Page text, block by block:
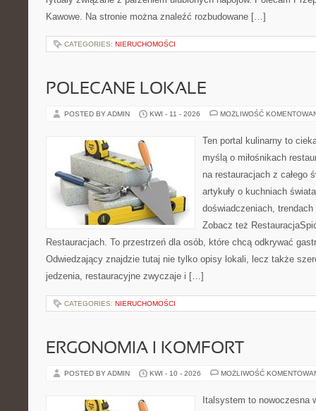
Kawowe. Na stronie można znaleźć rozbudowane […]
CATEGORIES: NIERUCHOMOŚCI
POLECANE LOKALE
POSTED BY ADMIN KWI - 11 - 2026 MOŻLIWOŚĆ
Ten portal kulinarny to
myślą o miłośnikach
na restauracjach z całego
artykuły o kuchniach
doświadczeniach,
Zobacz też
Restauracjach. To przestrzeń dla osób, które chcą odkrywać
Odwiedzający znajdzie tutaj nie tylko opisy lokali, lecz także
jedzenia, restauracyjne zwyczaje i […]
CATEGORIES: NIERUCHOMOŚCI
ERGONOMIA I KOMFORT
POSTED BY ADMIN KWI - 10 - 2026 MOŻLIWOŚĆ
Italsystem to nowoczesna